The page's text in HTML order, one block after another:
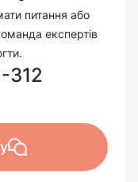
питання або
експертів
312